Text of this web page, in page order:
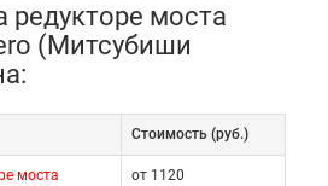
редукторе моста
(Митсубиши
Cтоимость (руб.)
моста от 1120